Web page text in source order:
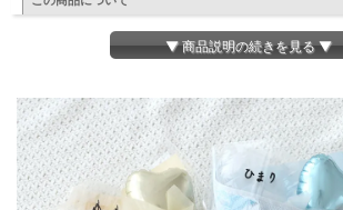
サンリオミニタオル バルーンブーケ
卒園卒業、発表会、入園、入学式に◎
SPEC
◆セット内容
タオルハンカチ×1
▼ 商品説明の続きを見る ▼